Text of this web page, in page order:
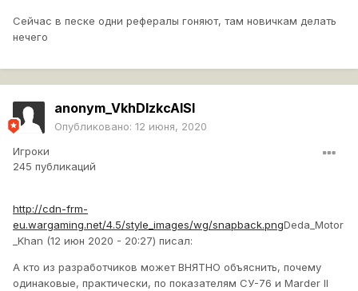
Сейчас в песке одни рефералы гоняют, там новичкам делать
нечего
anonym_VkhDIzkcAISl
Опубликовано: 12 июня, 2020
Игроки
245 публикаций
http://cdn-frm-
eu.wargaming.net/4.5/style_images/wg/snapback.pngDeda_Motor
_Khan (12 июн 2020 - 20:27) писал:
А кто из разработчиков может ВНЯТНО объяснить, почему
одинаковые, практически, по показателям СУ-76 и Marder II